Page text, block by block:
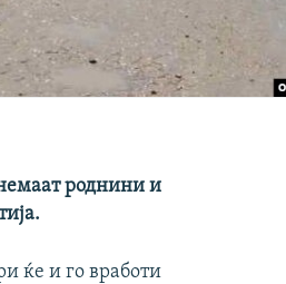
роднини и
ќе и го вработи